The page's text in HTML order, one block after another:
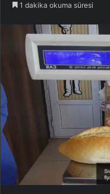
1 dakika okuma süresi